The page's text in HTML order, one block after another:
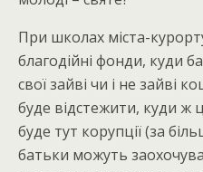
При школах міста-
благодійні фонди, куди
свої зайві чи і не зайві
буде відстежити, куди ж
буде тут корупції (за
батьки можуть